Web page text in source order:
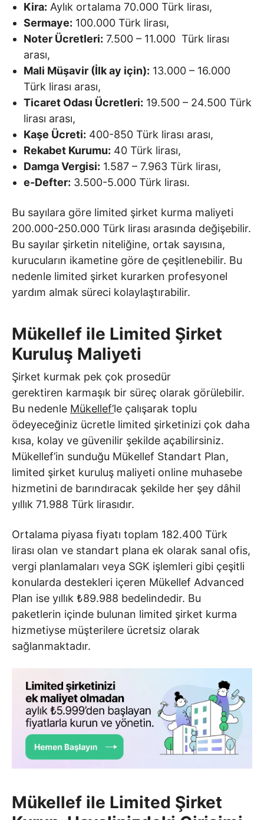
Kira: Aylık ortalama 70.000 Türk lirası,
Sermaye: 100.000 Türk lirası,
Noter Ücretleri: 7.500 – 11.000 Türk lirası
arası,
Mali Müşavir (İlk ay için): 13.000 – 16.000
Türk lirası arası,
Ticaret Odası Ücretleri: 19.500 – 24.500 Türk
lirası arası,
Kaşe Ücreti: 400-850 Türk lirası arası,
Rekabet Kurumu: 40 Türk lirası,
Damga Vergisi: 1.587 – 7.963 Türk lirası,
e-Defter: 3.500-5.000 Türk lirası.
Bu sayılara göre limited şirket kurma maliyeti
200.000-250.000 Türk lirası arasında değişebilir.
Bu sayılar şirketin niteliğine, ortak sayısına,
kurucuların ikametine göre de çeşitlenebilir. Bu
nedenle limited şirket kurarken profesyonel
yardım almak süreci kolaylaştırabilir.
Mükellef ile Limited Şirket
Kuruluş Maliyeti
Şirket kurmak pek çok prosedür
gerektiren karmaşık bir süreç olarak görülebilir.
Bu nedenle Mükellef’le çalışarak toplu
ödeyeceğiniz ücretle limited şirketinizi çok daha
kısa, kolay ve güvenilir şekilde açabilirsiniz.
Mükellef’in sunduğu Mükellef Standart Plan,
limited şirket kuruluş maliyeti online muhasebe
hizmetini de barındıracak şekilde her şey dâhil
yıllık 71.988 Türk lirasıdır.
Ortalama piyasa fiyatı toplam 182.400 Türk
lirası olan ve standart plana ek olarak sanal ofis,
vergi planlamaları veya SGK işlemleri gibi çeşitli
konularda destekleri içeren Mükellef Advanced
Plan ise yıllık ₺89.988 bedelindedir. Bu
paketlerin içinde bulunan limited şirket kurma
hizmetiyse müşterilere ücretsiz olarak
sağlanmaktadır.
Mükellef ile Limited Şirket